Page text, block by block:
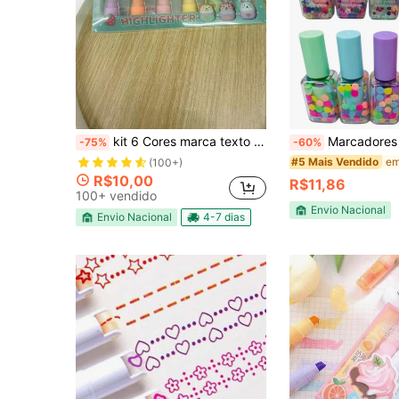
-75% kit 6 Cores marca texto Fofo modelos variados unicórnio,urso,esquilo,astronauta,Pata de gatinho,etc
(100+)
R$10,00
100+ vendido
Envio Nacional 4-7 dias
-60% Marcadores
#5 Mais Vendido
R$11,86
Envio Nacional